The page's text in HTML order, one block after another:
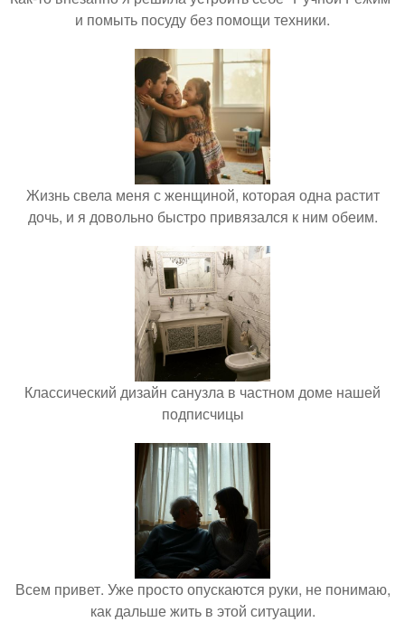
и помыть посуду без помощи техники.
Жизнь свела меня с женщиной, которая одна растит
дочь, и я довольно быстро привязался к ним обеим.
Классический дизайн санузла в частном доме нашей
подписчицы
Всем привет. Уже просто опускаются руки, не понимаю,
как дальше жить в этой ситуации.